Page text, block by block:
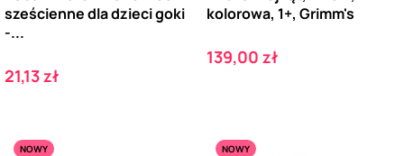
sześcienne dla dzieci goki
-...
Cena
21,13 zł
kolorowa, 1+, Grimm's
Cena
139,00 zł
NOWY
NOWY